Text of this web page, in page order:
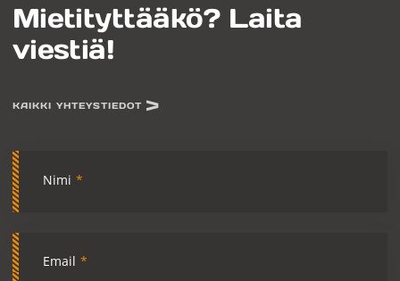
Mietityttääkö? Laita
viestiä!
KAIKKI YHTEYSTIEDOT
Nimi *
Email *